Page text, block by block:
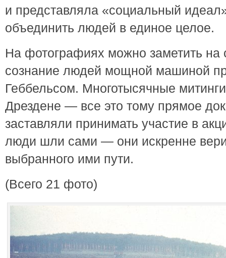
и представляла «социальный
объединить людей в единое целое.
На фотографиях можно заметить на
сознание людей мощной машиной
Геббельсом. Многотысячные
Дрездене — все это тому прямое
заставляли принимать участие в
люди шли сами — они искренне
выбранного ими пути.
(Всего 21 фото)